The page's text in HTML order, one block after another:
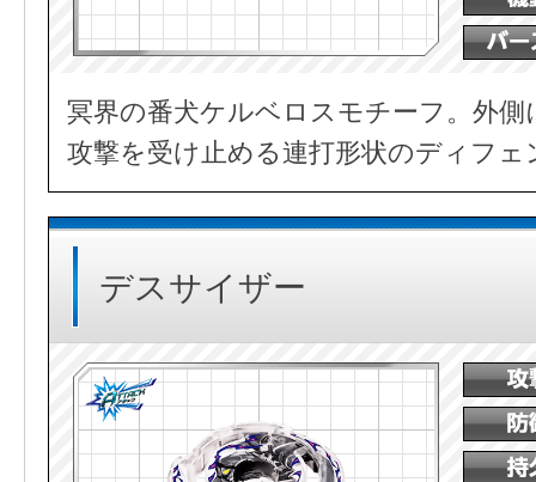
冥界の番犬ケルベロスモチーフ。外
攻撃を受け止める連打形状のディフ
デスサイザー